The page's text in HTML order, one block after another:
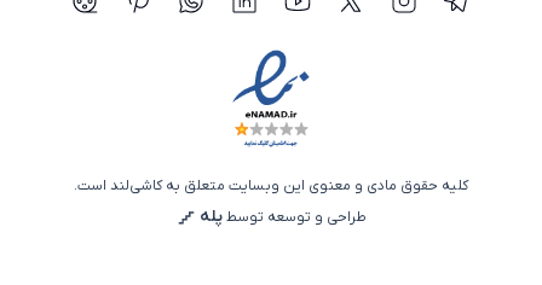
کلیه حقوق مادی و معنوی این وبسایت متعلق به کاشی‌لند است.
طراحی و توسعه توسطپله
شبکه اجتماعی تلگرام
شبکه اجتماعی اینستاگرام
شبکه اجتماعی توییتر(ایکس)
شبکه اجتماعی یوتیوب
شبکه اجتماعی لینکدین
شبکه اجتماعی واتساپ
شبکه اجتماعی
شبکه